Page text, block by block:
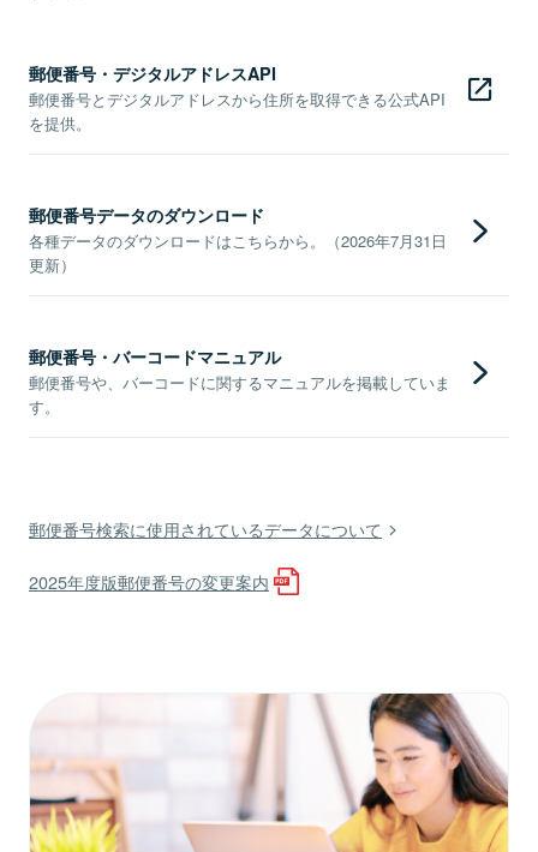
郵便番号・デジタルアドレスAPI
郵便番号とデジタルアドレスから住所を取得できる公式API
を提供。
郵便番号データのダウンロード
各種データのダウンロードはこちらから。（2026年7月31日
更新）
郵便番号・バーコードマニュアル
郵便番号や、バーコードに関するマニュアルを掲載していま
す。
郵便番号検索に使用されているデータについて
2025年度版郵便番号の変更案内